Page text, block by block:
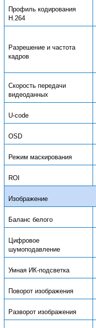
Профиль кодирования
H.264
Разрешение и частота
кадров
Скорость передачи
видеоданных
U-code
OSD
Режим маскирования
ROI
Изображение
Баланс белого
Цифровое
шумоподавление
Умная ИК-подсветка
Поворот изображения
Разворот изображения